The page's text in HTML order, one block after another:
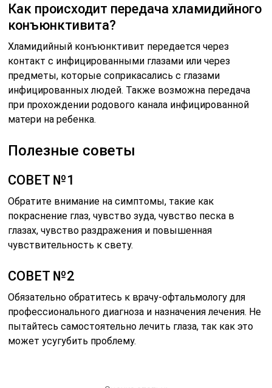
Как происходит передача хламидийного
конъюнктивита?
Хламидийный конъюнктивит передается через
контакт с инфицированными глазами или через
предметы, которые соприкасались с глазами
инфицированных людей. Также возможна передача
при прохождении родового канала инфицированной
матери на ребенка.
Полезные советы
СОВЕТ №1
Обратите внимание на симптомы, такие как
покраснение глаз, чувство зуда, чувство песка в
глазах, чувство раздражения и повышенная
чувствительность к свету.
СОВЕТ №2
Обязательно обратитесь к врачу-офтальмологу для
профессионального диагноза и назначения лечения. Не
пытайтесь самостоятельно лечить глаза, так как это
может усугубить проблему.